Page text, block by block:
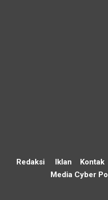
Redaksi Iklan Kontak
Media Cyber